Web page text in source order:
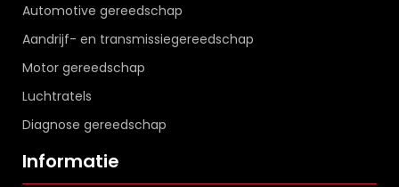
Automotive gereedschap
Aandrijf- en transmissiegereedschap
Motor gereedschap
Luchtratels
Diagnose gereedschap
Informatie